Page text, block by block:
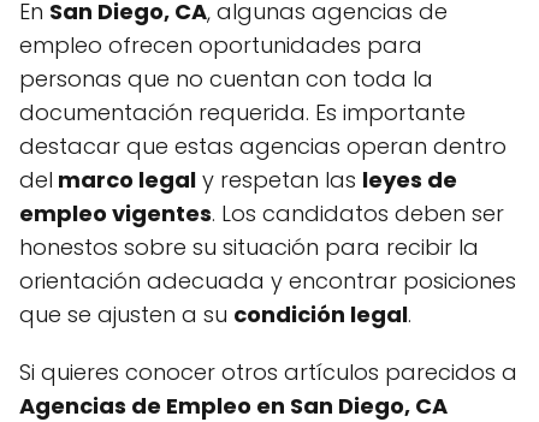
En San Diego, CA, algunas agencias de
empleo ofrecen oportunidades para
personas que no cuentan con toda la
documentación requerida. Es importante
destacar que estas agencias operan dentro
del marco legal y respetan las leyes de
empleo vigentes. Los candidatos deben ser
honestos sobre su situación para recibir la
orientación adecuada y encontrar posiciones
que se ajusten a su condición legal.
Si quieres conocer otros artículos parecidos a
Agencias de Empleo en San Diego, CA